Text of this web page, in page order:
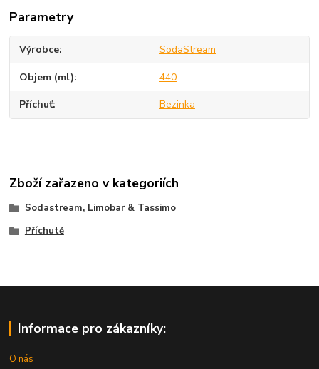
Parametry
Výrobce SodaStream
Objem (ml) 440
Příchuť Bezinka
Zboží zařazeno v kategoriích
Sodastream, Limobar & Tassimo
Příchutě
Informace pro zákazníky:
O nás